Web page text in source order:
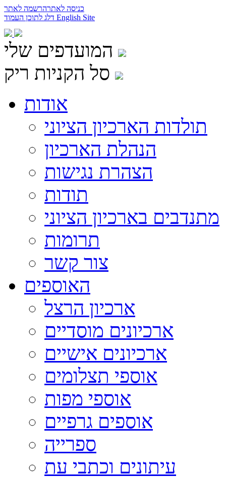
כניסה לאתרהרשמה לאתר
English Site
המועדפים שלי
סל הקניות ריק
אודות
תולדות הארכיון הציוני
הנהלת הארכיון
הצהרת נגישות
תודות
מתנדבים בארכיון הציוני
תרומות
צור קשר
האוספים
ארכיון הרצל
ארכיונים מוסדיים
ארכיונים אישיים
אוספי תצלומים
אוספי מפות
אוספים גרפיים
ספרייה
עיתונים וכתבי עת